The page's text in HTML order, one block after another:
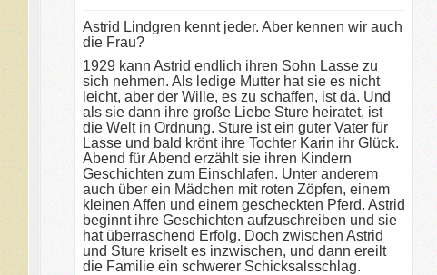
Astrid Lindgren kennt jeder. Aber kennen wir auch
die Frau?
1929 kann Astrid endlich ihren Sohn Lasse zu
sich nehmen. Als ledige Mutter hat sie es nicht
leicht, aber der Wille, es zu schaffen, ist da. Und
als sie dann ihre große Liebe Sture heiratet, ist
die Welt in Ordnung. Sture ist ein guter Vater für
Lasse und bald krönt ihre Tochter Karin ihr Glück.
Abend für Abend erzählt sie ihren Kindern
Geschichten zum Einschlafen. Unter anderem
auch über ein Mädchen mit roten Zöpfen, einem
kleinen Affen und einem gescheckten Pferd. Astrid
beginnt ihre Geschichten aufzuschreiben und sie
hat überraschend Erfolg. Doch zwischen Astrid
und Sture kriselt es inzwischen, und dann ereilt
die Familie ein schwerer Schicksalsschlag.